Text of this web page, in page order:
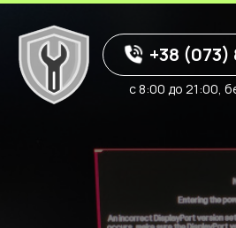
+38 (073)
с 8:00 до 21:00,